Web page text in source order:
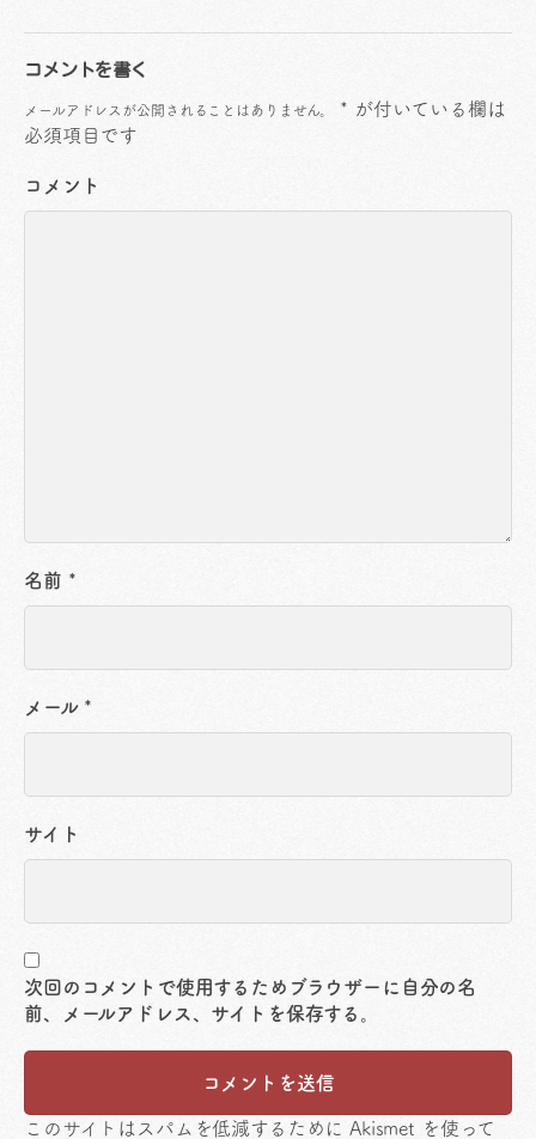
コメントを書く
メールアドレスが公開されることはありません。 * が付いている欄は
必須項目です
コメント
名前 *
メール *
サイト
次回のコメントで使用するためブラウザーに自分の名
前、メールアドレス、サイトを保存する。
このサイトはスパムを低減するために Akismet を使って